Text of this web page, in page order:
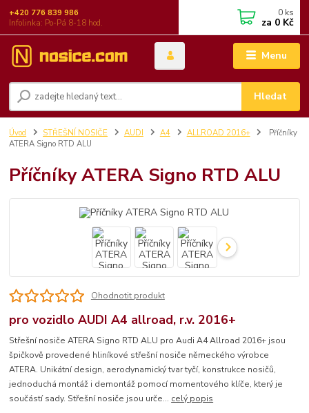
Menu
Hledat
+420 776 839 986
Infolinka: Po-Pá 8-18 hod.
0 ks
za 0 Kč
Úvod STŘEŠNÍ NOSIČE AUDI A4 ALLROAD 2016+
Příčníky
ATERA Signo RTD ALU
Příčníky ATERA Signo RTD ALU
Ohodnotit produkt
pro vozidlo AUDI A4 allroad, r.v. 2016+
Střešní nosiče ATERA Signo RTD ALU pro Audi A4 Allroad 2016+ jsou
špičkově provedené hliníkové střešní nosiče německého výrobce
ATERA. Unikátní design, aerodynamický tvar tyčí, konstrukce nosičů,
jednoduchá montáž i demontáž pomocí momentového klíče, který je
součástí sady. Střešní nosiče jsou urče... celý popis